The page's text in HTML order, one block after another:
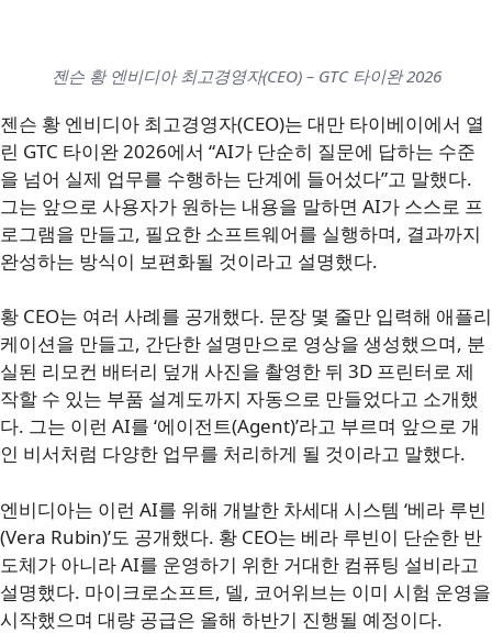
젠슨 황 엔비디아 최고경영자(CEO) – GTC 타이완 2026
젠슨 황 엔비디아 최고경영자(CEO)는 대만 타이베이에서 열
린 GTC 타이완 2026에서 “AI가 단순히 질문에 답하는 수준
을 넘어 실제 업무를 수행하는 단계에 들어섰다”고 말했다.
그는 앞으로 사용자가 원하는 내용을 말하면 AI가 스스로 프
로그램을 만들고, 필요한 소프트웨어를 실행하며, 결과까지
완성하는 방식이 보편화될 것이라고 설명했다.
황 CEO는 여러 사례를 공개했다. 문장 몇 줄만 입력해 애플리
케이션을 만들고, 간단한 설명만으로 영상을 생성했으며, 분
실된 리모컨 배터리 덮개 사진을 촬영한 뒤 3D 프린터로 제
작할 수 있는 부품 설계도까지 자동으로 만들었다고 소개했
다. 그는 이런 AI를 ‘에이전트(Agent)’라고 부르며 앞으로 개
인 비서처럼 다양한 업무를 처리하게 될 것이라고 말했다.
엔비디아는 이런 AI를 위해 개발한 차세대 시스템 ‘베라 루빈
(Vera Rubin)’도 공개했다. 황 CEO는 베라 루빈이 단순한 반
도체가 아니라 AI를 운영하기 위한 거대한 컴퓨팅 설비라고
설명했다. 마이크로소프트, 델, 코어위브는 이미 시험 운영을
시작했으며 대량 공급은 올해 하반기 진행될 예정이다.